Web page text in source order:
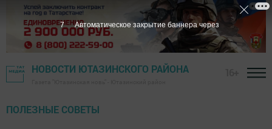
НОВОСТИ ЮТАЗИНСКОГО РАЙОНА
ПОЛЕЗНЫЕ СОВЕТЫ
5 Автоматическое закрытие баннера через